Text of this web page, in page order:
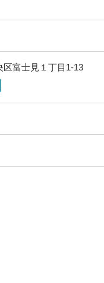
区富士見１丁目1-13